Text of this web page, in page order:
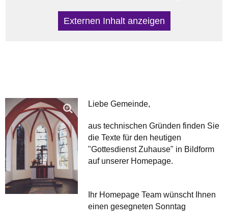
Externen Inhalt anzeigen
Liebe Gemeinde,
aus technischen Gründen finden Sie
die Texte für den heutigen
"Gottesdienst Zuhause" in Bildform
auf unserer Homepage.
Ihr Homepage Team wünscht Ihnen
einen gesegneten Sonntag